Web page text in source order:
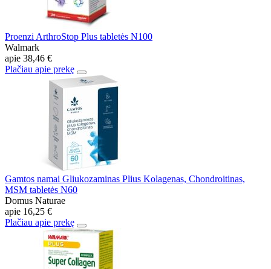
Proenzi ArthroStop Plus tabletės N100
Walmark
apie 38,46 €
Plačiau apie prekę
Gamtos namai Gliukozaminas Plius Kolagenas, Chondroitinas,
MSM tabletės N60
Domus Naturae
apie 16,25 €
Plačiau apie prekę